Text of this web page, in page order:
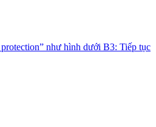
như hình dưới B3: Tiếp tục